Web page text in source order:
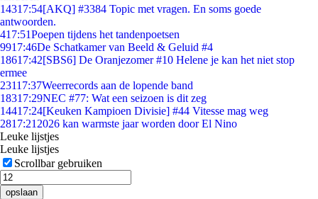
14317:54[AKQ] #3384 Topic met vragen. En soms goede
antwoorden.
417:51Poepen tijdens het tandenpoetsen
9917:46De Schatkamer van Beeld & Geluid #4
18617:42[SBS6] De Oranjezomer #10 Helene je kan het niet stop
ermee
23117:37Weerrecords aan de lopende band
18317:29NEC #77: Wat een seizoen is dit zeg
14417:24[Keuken Kampioen Divisie] #44 Vitesse mag weg
2817:21 2026 kan warmste jaar worden door El Nino
Leuke lijstjes
Leuke lijstjes
Scrollbar gebruiken
opslaan